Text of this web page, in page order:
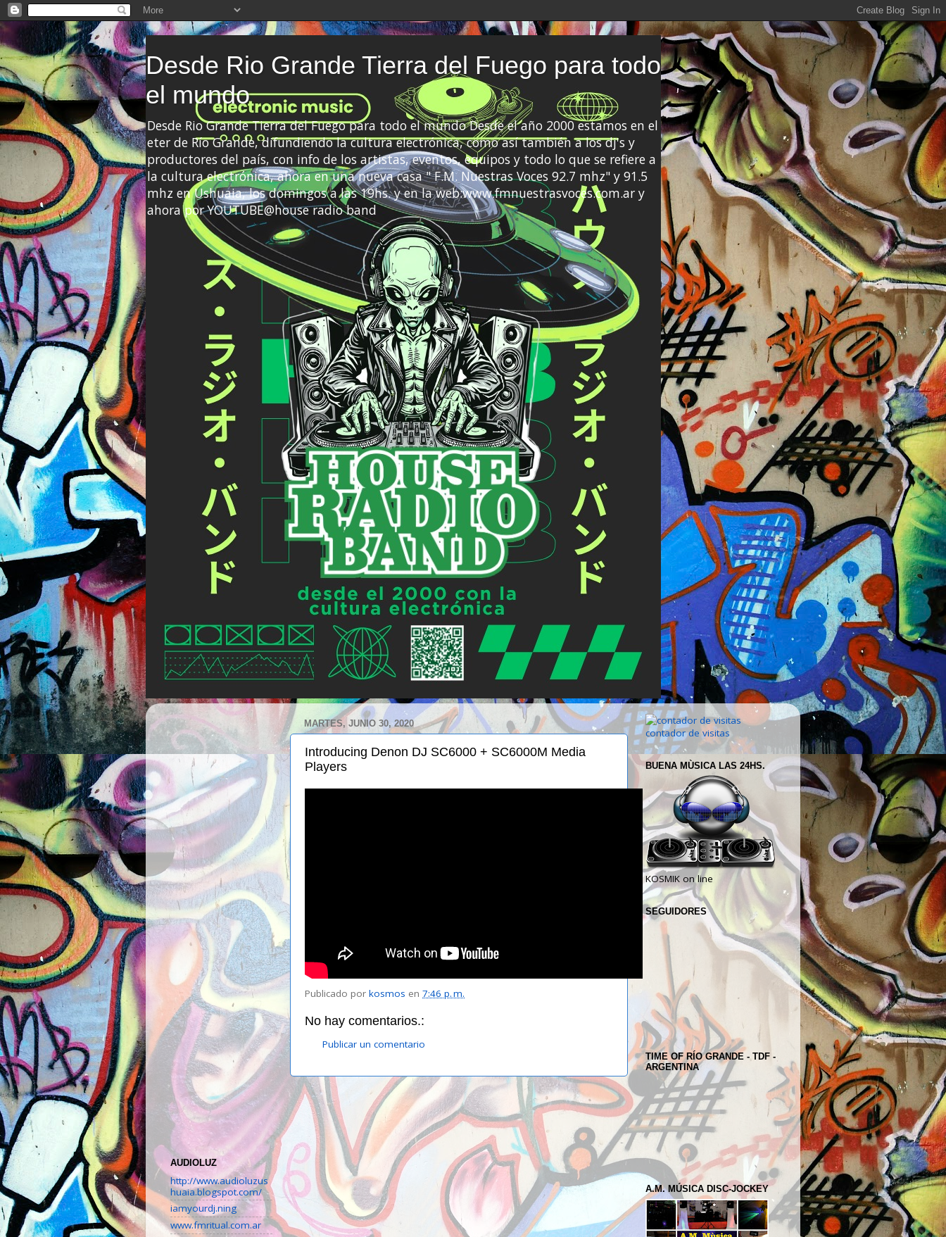
Desde Rio Grande Tierra del Fuego para todo
el mundo
Desde Rio Grande Tierra del Fuego para todo el mundo Desde el año 2000 estamos en el
eter de Río Grande, difundiendo la cultura electrónica, como así también a los dj's y
productores del país, con info de los artistas, eventos, equipos y todo lo que se refiere a
la cultura electrónica, ahora en una nueva casa " F.M. Nuestras Voces 92.7 mhz" y 91.5
mhz en Ushuaia, los domingos a las 19hs. y en la web:www.fmnuestrasvoces.com.ar y
ahora por YOUTUBE@house radio band
MARTES, JUNIO 30, 2020
Introducing Denon DJ SC6000 + SC6000M Media
Players
Publicado por kosmos en 7:46 p. m.
No hay comentarios.:
Publicar un comentario
AUDIOLUZ
http://www.audioluzus
huaia.blogspot.com/
iamyourdj.ning
www.fmritual.com.ar
contador de visitas
BUENA MÙSICA LAS 24HS.
KOSMIK on line
SEGUIDORES
TIME OF RÍO GRANDE - TDF -
ARGENTINA
A.M. MÚSICA DISC-JOCKEY